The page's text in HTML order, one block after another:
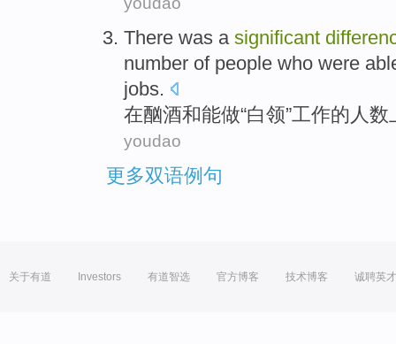
There was a significant
number ofpeople who were
jobs.
在酗酒和能做“白领”工作的 人数
youdao
更多双语例句
关于有道 Investors 有道智选 官方博客 技术博客 诚聘英才